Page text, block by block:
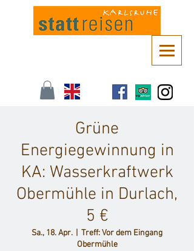
Grüne
Energiegewinnung in
KA: Wasserkraftwerk
Obermühle in Durlach,
5 €
Sa., 18. Apr.
  |
Treff: Vor dem Eingang
Obermühle